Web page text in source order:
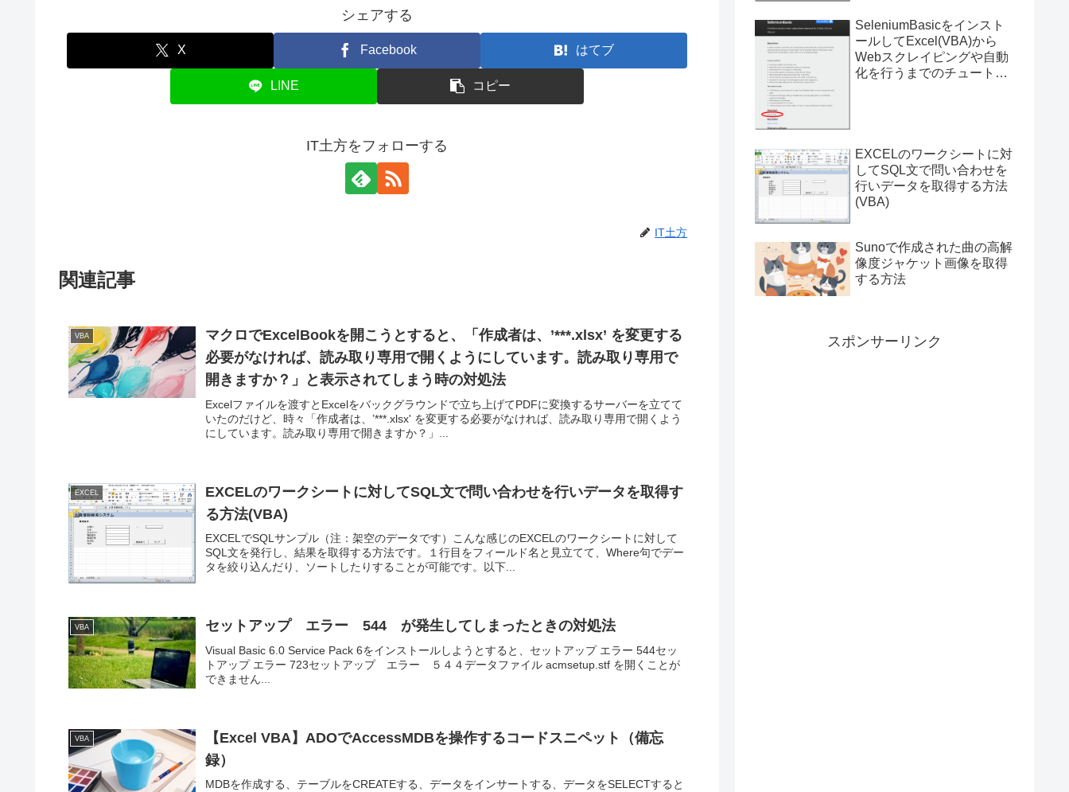
シェアする
X Facebook はてブ
LINE コピー
IT土方をフォローする
IT土方
関連記事
VBA
マクロでExcelBookを開こうとすると、「作成者は、’***.xlsx’ を変更する
必要がなければ、読み取り専用で開くようにしています。読み取り専用で
開きますか？」と表示されてしまう時の対処法
Excelファイルを渡すとExcelをバックグラウンドで立ち上げてPDFに変換するサーバーを立てて
いたのだけど、時々「作成者は、’***.xlsx' を変更する必要がなければ、読み取り専用で開くよう
にしています。読み取り専用で開きますか？」...
EXCEL
EXCELのワークシートに対してSQL文で問い合わせを行いデータを取得す
る方法(VBA)
EXCELでSQLサンプル（注：架空のデータです）こんな感じのEXCELのワークシートに対して
SQL文を発行し、結果を取得する方法です。１行目をフィールド名と見立てて、Where句でデー
タを絞り込んだり、ソートしたりすることが可能です。以下...
VBA セットアップ エラー 544 が発生してしまったときの対処法
Visual Basic 6.0 Service Pack 6をインストールしようとすると、セットアップ エラー 544セッ
トアップ エラー 723セットアップ エラー ５４４データファイル acmsetup.stf を開くことが
できません...
VBA
【Excel VBA】ADOでAccessMDBを操作するコードスニペット（備忘
録）
MDBを作成する、テーブルをCREATEする、データをインサートする、データをSELECTすると
SeleniumBasicをインスト
ールしてExcel(VBA)から
Webスクレイピングや自動
化を行うまでのチュートリ
EXCELのワークシートに対
してSQL文で問い合わせを
行いデータを取得する方法
(VBA)
Sunoで作成された曲の高解
像度ジャケット画像を取得
する方法
スポンサーリンク